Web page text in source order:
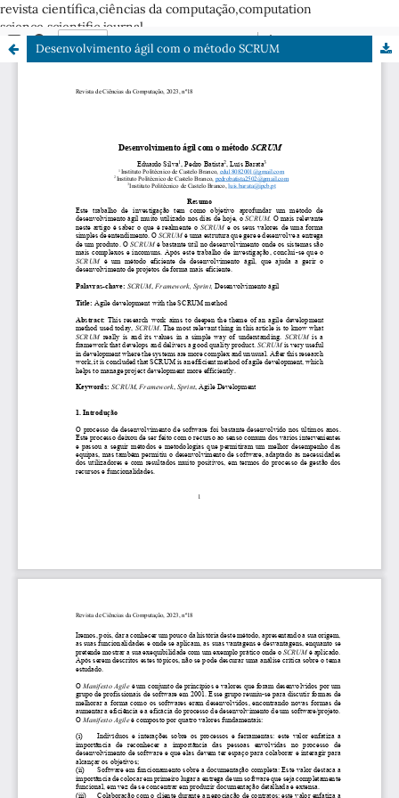
revista científica,ciências da computação,computation
science,scientific journal
Desenvolvimento ágil com o método SCRUM